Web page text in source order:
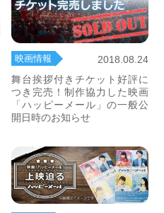
映画情報
2018.08.24
舞台挨拶付きチケット好評に
つき完売！制作協力した映画
「ハッピーメール」の一般公
開日時のお知らせ